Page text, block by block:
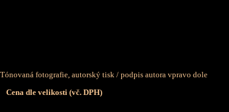
Tónovaná fotografie, autorský tisk / podpis autora vpravo dole
Cena dle velikosti (vč. DPH)